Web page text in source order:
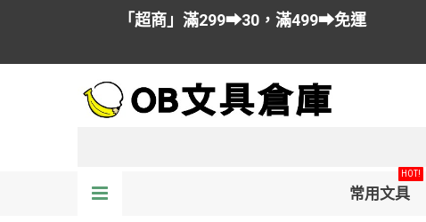
「超商」滿299➡30，滿499➡免運
常用文具
HOT!